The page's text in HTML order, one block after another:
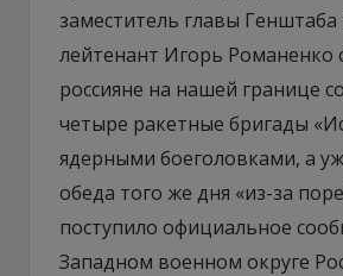
заместитель главы
лейтенант Игорь Романенко
россияне на нашей границе
четыре ракетные бригады
ядерными боеголовками, а
обеда того же дня «из-за
поступило официальное
Западном военном округе